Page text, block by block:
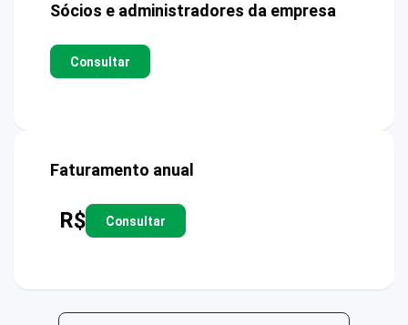
Sócios e administradores da empresa
Consultar
Faturamento anual
R$ Consultar